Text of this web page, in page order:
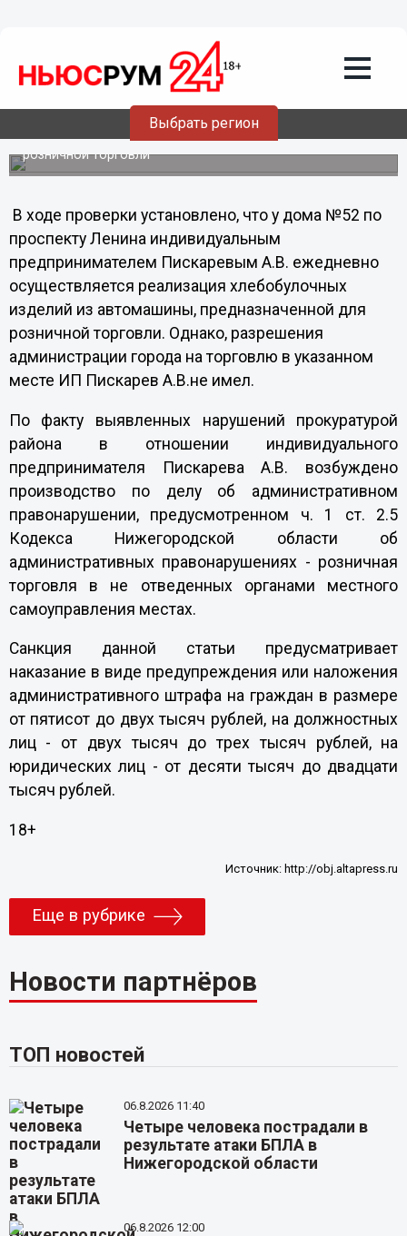
Выбрать регион
В Нижнем запретили продажу хлеба с
Прокуратурой Ленинского района проведена проверка
соблюдения требования законодательства в области
розничной торговли
В ходе проверки установлено, что у дома №52 по
проспекту Ленина индивидуальным
предпринимателем Пискаревым А.В. ежедневно
осуществляется реализация хлебобулочных
изделий из автомашины, предназначенной для
розничной торговли. Однако, разрешения
администрации города на торговлю в указанном
месте ИП Пискарев А.В.не имел.
По факту выявленных нарушений прокуратурой
района в отношении индивидуального
предпринимателя Пискарева А.В. возбуждено
производство по делу об административном
правонарушении, предусмотренном ч. 1 ст. 2.5
Кодекса Нижегородской области об
административных правонарушениях - розничная
торговля в не отведенных органами местного
самоуправления местах.
Санкция данной статьи предусматривает
наказание в виде предупреждения или наложения
административного штрафа на граждан в размере
от пятисот до двух тысяч рублей, на должностных
лиц - от двух тысяч до трех тысяч рублей, на
юридических лиц - от десяти тысяч до двадцати
тысяч рублей.
18+
Источник: http://obj.altapress.ru
Еще в рубрике
Новости партнёров
ТОП новостей
06.8.2026 11:40
Четыре человека пострадали в
результате атаки БПЛА в
Нижегородской области
06.8.2026 12:00